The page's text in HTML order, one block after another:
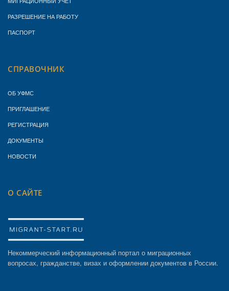
РАЗРЕШЕНИЕ НА РАБОТУ
ПАСПОРТ
СПРАВОЧНИК
ОБ УФМС
ПРИГЛАШЕНИЕ
РЕГИСТРАЦИЯ
ДОКУМЕНТЫ
НОВОСТИ
О САЙТЕ
Некоммерческий информационный портал о миграционных
вопросах, гражданстве, визах и оформлении документов в России.